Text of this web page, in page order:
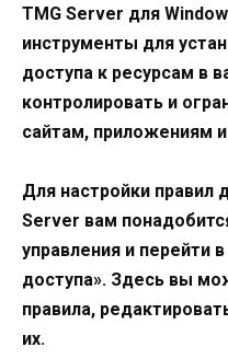
TMG Server для
инструменты для
доступа к ресурсам в
контролировать и
сайтам, приложениям
Для настройки правил
Server вам
управления и перейти
доступа». Здесь вы
правила,
их.